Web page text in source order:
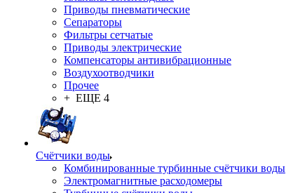
Приводы пневматические
Сепараторы
Фильтры сетчатые
Приводы электрические
Компенсаторы антивибрационные
Воздухоотводчики
Прочее
+ ЕЩЕ 4
Счётчики воды
Комбинированные турбинные счётчики воды
Электромагнитные расходомеры